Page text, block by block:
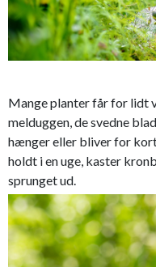
Mange planter får for lidt
melduggen, de svedne
hænger eller bliver for
holdt i en uge, kaster
sprunget ud.